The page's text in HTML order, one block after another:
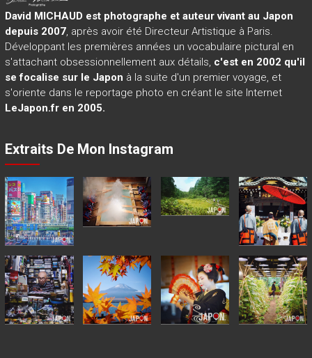
David MICHAUD est photographe et auteur vivant au Japon
depuis 2007, après avoir été Directeur Artistique à Paris.
Développant les premières années un vocabulaire pictural en
s'attachant obsessionnellement aux détails, c'est en 2002 qu'il
se focalise sur le Japon à la suite d'un premier voyage, et
s'oriente dans le reportage photo en créant le site Internet
LeJapon.fr en 2005.
Extraits De Mon Instagram